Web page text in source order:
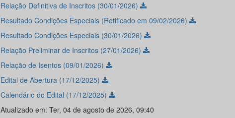
Relação Definitiva de Inscritos (30/01/2026)
Resultado Condições Especiais (Retificado em 09/02/2026)
Resultado Condições Especiais (30/01/2026)
Relação Preliminar de Inscritos (27/01/2026)
Relação de Isentos (09/01/2026)
Edital de Abertura (17/12/2025)
Calendário do Edital (17/12/2025)
Atualizado em: Ter, 04 de agosto de 2026, 09:40